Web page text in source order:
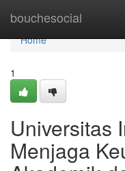
bouchesocial
Home
Home
1
Universitas
Menjaga